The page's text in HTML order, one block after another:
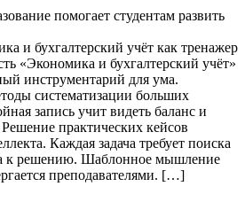
помогает студентам развить
и бухгалтерский учёт как тренажер
«Экономика и бухгалтерский учёт»
инструментарий для ума.
систематизации больших
запись учит видеть баланс и
практических кейсов
Каждая задача требует поиска
к решению. Шаблонное мышление
преподавателями. […]